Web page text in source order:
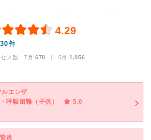
4.29
30件
セス数 7月:678 | 6月:1,056
ルエンザ
呼吸困難（子供）
5.0
炎